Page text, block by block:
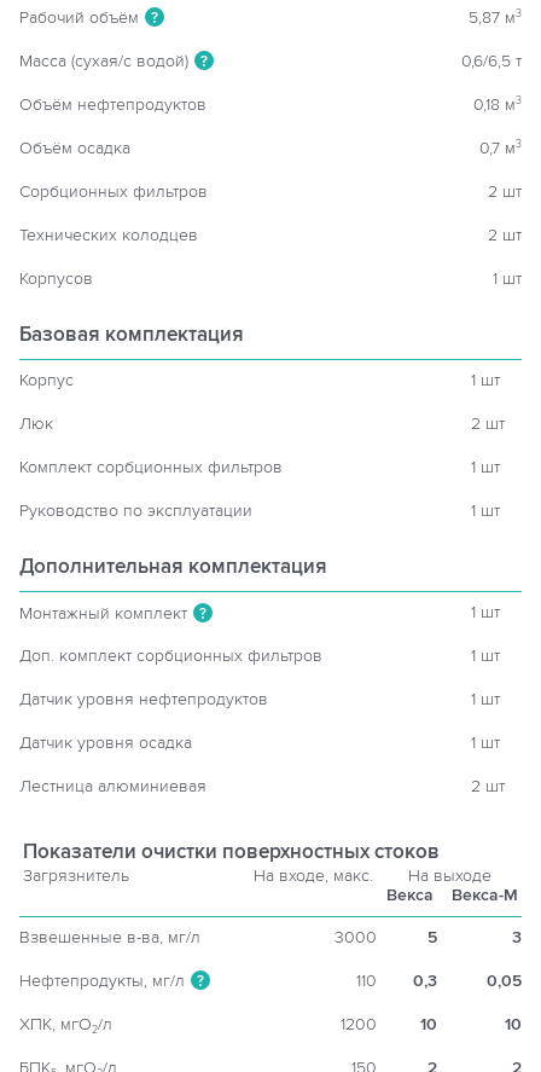
Рабочий объём ? 5,87 м3
Масса (сухая/с водой) ? 0,6/6,5 т
Объём нефтепродуктов 0,18 м3
Объём осадка 0,7 м3
Сорбционных фильтров 2 шт
Технических колодцев 2 шт
Корпусов 1 шт
Базовая комплектация
Корпус 1 шт
Люк 2 шт
Комплект сорбционных фильтров 1 шт
Руководство по эксплуатации 1 шт
Дополнительная комплектация
Монтажный комплект ? 1 шт
Доп. комплект сорбционных фильтров 1 шт
Датчик уровня нефтепродуктов 1 шт
Датчик уровня осадка 1 шт
Лестница алюминиевая 2 шт
Показатели очистки поверхностных стоков
Загрязнитель На входе, макс.
На выходе
Векса
Векса-М
Взвешенные в-ва, мг/л 3000 5 3
Нефтепродукты, мг/л ? 110 0,3 0,05
ХПК, мгO2/л 1200 10 10
БПК , мгO /л 150 2 2